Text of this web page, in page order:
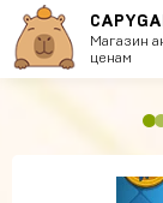
Магазин
ценам